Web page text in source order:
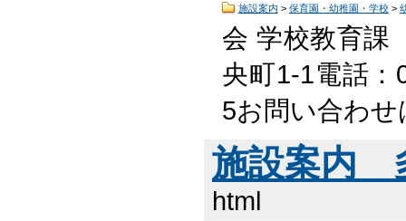
施設案内 > 保育園・幼稚園・学校>
会 学校教育
央町1-1電話
5お問い合わ
施設案内
html